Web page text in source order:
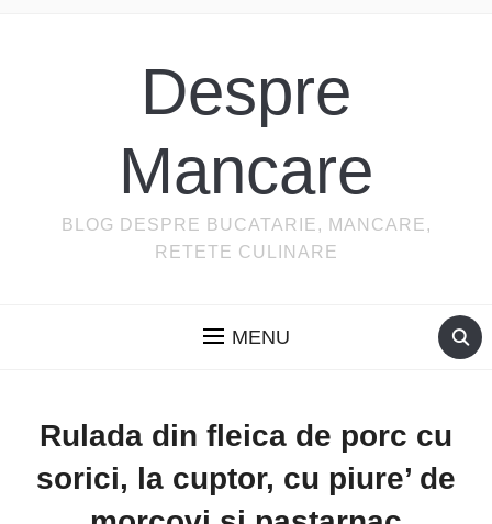
Despre
Mancare
BLOG DESPRE BUCATARIE, MANCARE,
RETETE CULINARE
MENU
Rulada din fleica de porc cu
sorici, la cuptor, cu piure’ de